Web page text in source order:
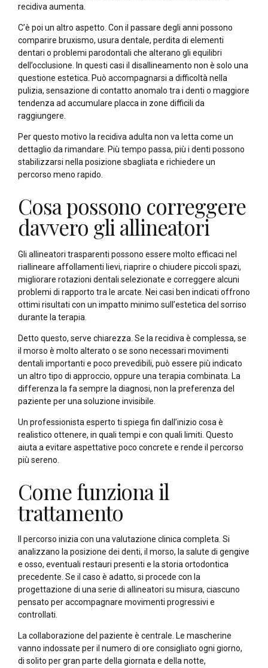
recidiva aumenta.
C’è poi un altro aspetto. Con il passare degli anni possono
comparire bruxismo, usura dentale, perdita di elementi
dentari o problemi parodontali che alterano gli equilibri
dell’occlusione. In questi casi il disallineamento non è solo una
questione estetica. Può accompagnarsi a difficoltà nella
pulizia, sensazione di contatto anomalo tra i denti o maggiore
tendenza ad accumulare placca in zone difficili da
raggiungere.
Per questo motivo la recidiva adulta non va letta come un
dettaglio da rimandare. Più tempo passa, più i denti possono
stabilizzarsi nella posizione sbagliata e richiedere un
percorso meno rapido.
Cosa possono correggere
davvero gli allineatori
Gli allineatori trasparenti possono essere molto efficaci nel
riallineare affollamenti lievi, riaprire o chiudere piccoli spazi,
migliorare rotazioni dentali selezionate e correggere alcuni
problemi di rapporto tra le arcate. Nei casi ben indicati offrono
ottimi risultati con un impatto minimo sull’estetica del sorriso
durante la terapia.
Detto questo, serve chiarezza. Se la recidiva è complessa, se
il morso è molto alterato o se sono necessari movimenti
dentali importanti e poco prevedibili, può essere più indicato
un altro tipo di approccio, oppure una terapia combinata. La
differenza la fa sempre la diagnosi, non la preferenza del
paziente per una soluzione invisibile.
Un professionista esperto ti spiega fin dall’inizio cosa è
realistico ottenere, in quali tempi e con quali limiti. Questo
aiuta a evitare aspettative poco concrete e rende il percorso
più sereno.
Come funziona il
trattamento
Il percorso inizia con una valutazione clinica completa. Si
analizzano la posizione dei denti, il morso, la salute di gengive
e osso, eventuali restauri presenti e la storia ortodontica
precedente. Se il caso è adatto, si procede con la
progettazione di una serie di allineatori su misura, ciascuno
pensato per accompagnare movimenti progressivi e
controllati.
La collaborazione del paziente è centrale. Le mascherine
vanno indossate per il numero di ore consigliato ogni giorno,
di solito per gran parte della giornata e della notte,